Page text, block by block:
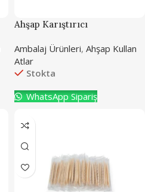
Ahşap Karıştırıcı
Ambalaj Ürünleri, Ahşap Kullan
Atlar
Stokta
WhatsApp Sipariş